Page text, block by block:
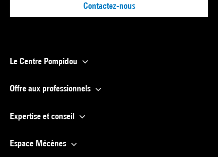
Contactez-nous
Le Centre Pompidou
Offre aux professionnels
Expertise et conseil
Espace Mécènes